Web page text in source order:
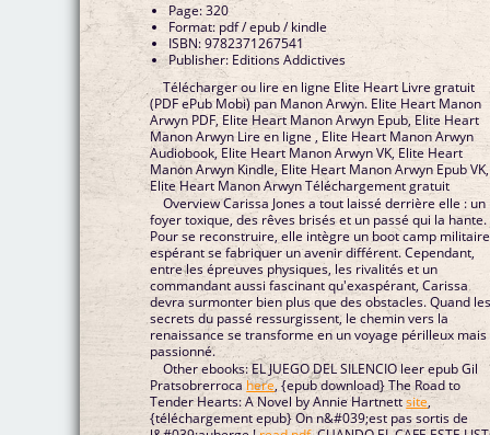
Page: 320
Format: pdf / epub / kindle
ISBN: 9782371267541
Publisher: Editions Addictives
Télécharger ou lire en ligne Elite Heart Livre gratuit
(PDF ePub Mobi) pan Manon Arwyn. Elite Heart Manon
Arwyn PDF, Elite Heart Manon Arwyn Epub, Elite Heart
Manon Arwyn Lire en ligne , Elite Heart Manon Arwyn
Audiobook, Elite Heart Manon Arwyn VK, Elite Heart
Manon Arwyn Kindle, Elite Heart Manon Arwyn Epub VK,
Elite Heart Manon Arwyn Téléchargement gratuit
Overview Carissa Jones a tout laissé derrière elle : un
foyer toxique, des rêves brisés et un passé qui la hante.
Pour se reconstruire, elle intègre un boot camp
espérant se fabriquer un avenir différent. Cependant,
entre les épreuves physiques, les rivalités et un
commandant aussi fascinant qu'exaspérant, Carissa
devra surmonter bien plus que des obstacles. Quand
secrets du passé ressurgissent, le chemin vers la
renaissance se transforme en un voyage périlleux mais
passionné.
Other ebooks: EL JUEGO DEL SILENCIO leer epub Gil
Pratsobrerroca here, {epub download} The Road to
Tender Hearts: A Novel by Annie Hartnettsite,
{téléchargement epub} On n&#039;est pas sortis de